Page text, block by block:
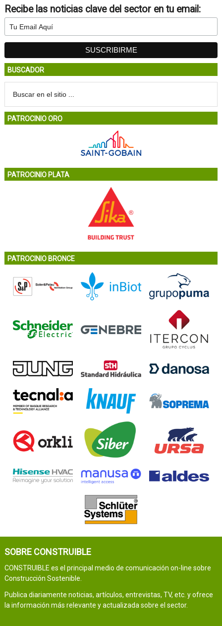
Recibe las noticias clave del sector en tu email:
BUSCADOR
PATROCINIO ORO
PATROCINIO PLATA
PATROCINIO BRONCE
SOBRE CONSTRUIBLE
CONSTRUIBLE es el principal medio de comunicación on-line sobre
Construcción Sostenible.
Publica diariamente noticias, artículos, entrevistas, TV, etc. y ofrece
la información más relevante y actualizada sobre el sector.